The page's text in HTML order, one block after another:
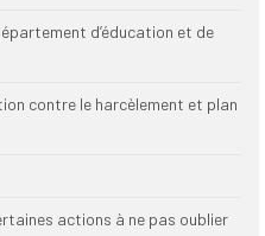
d’éducation et de
contre le harcèlement et plan
actions à ne pas oublier